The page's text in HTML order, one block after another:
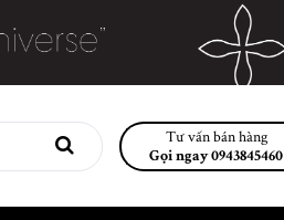
Tư vấn bán hàng
Gọi ngay 0943845460